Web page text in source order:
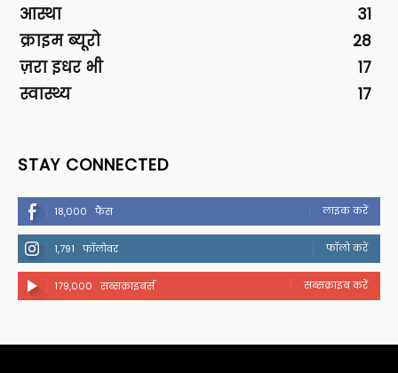
आस्था
31
क्राइम ब्यूरो
28
ज़रा इधर भी
17
स्वास्थ्य
17
STAY CONNECTED
18,000 फैंस लाइक करें
1,791 फॉलोवर फॉलो करें
179,000 सब्सक्राइबर्स सब्सक्राइब करें